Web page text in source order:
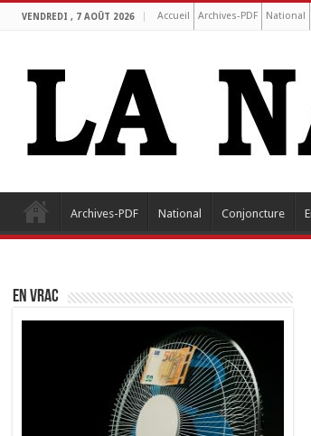
VENDREDI , 7 AOÛT 2026 Accueil Archives-PDF National
Archives-PDF National Conjoncture
EN VRAC